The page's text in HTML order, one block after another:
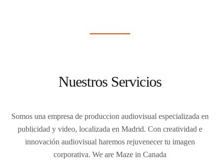
Nuestros Servicios
Somos una empresa de produccion audiovisual especializada en
publicidad y video, localizada en Madrid. Con creatividad e
innovación audiovisual haremos rejuvenecer tu imagen
corporativa. We are Maze in Canada